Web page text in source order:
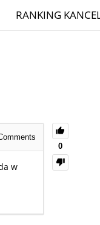
RANKING
0
w